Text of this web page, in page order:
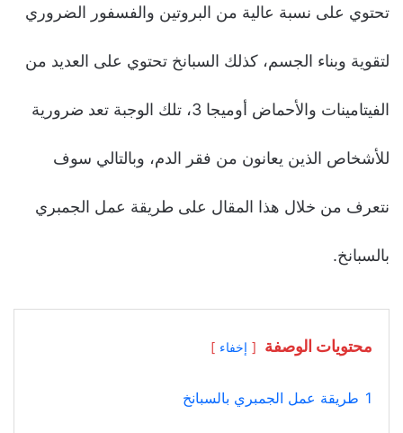
تحتوي على نسبة عالية من البروتين والفسفور الضروري
لتقوية وبناء الجسم، كذلك السبانخ تحتوي على العديد من
الفيتامينات والأحماض أوميجا 3، تلك الوجبة تعد ضرورية
للأشخاص الذين يعانون من فقر الدم، وبالتالي سوف
نتعرف من خلال هذا المقال على طريقة عمل الجمبري
بالسبانخ.
محتويات الوصفة إخفاء
1 طريقة عمل الجمبري بالسبانخ